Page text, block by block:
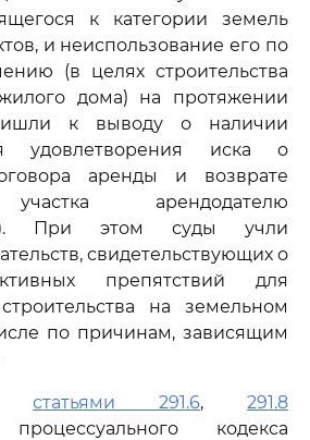
к категории земель
и неиспользование его по
(в целях строительства
дома) на протяжении
к выводу о наличии
удовлетворения иска о
аренды и возврате
арендодателю
При этом суды учли
свидетельствующих о
препятствий для
на земельном
по причинам, зависящим
статьями 291.6, 291.8
кодекса